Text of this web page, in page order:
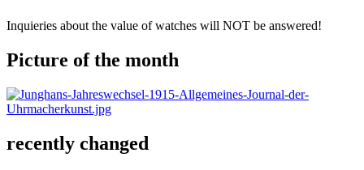
Inquieries about the value of watches will NOT be answered!
Picture of the month
recently changed